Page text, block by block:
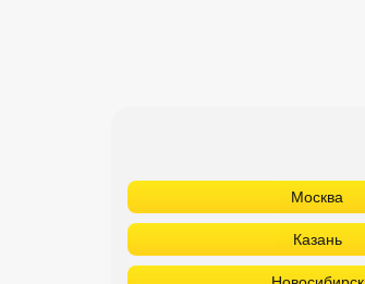
Москва
Казань